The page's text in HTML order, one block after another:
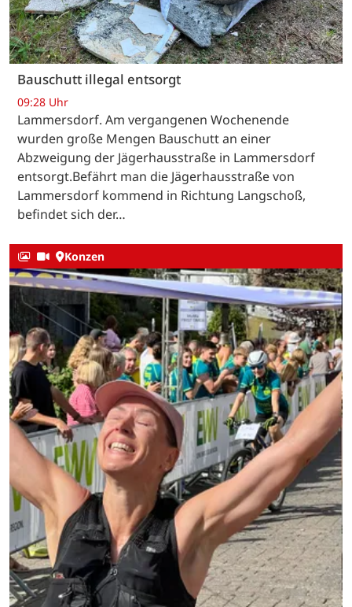
Bauschutt illegal entsorgt
09:28 Uhr
Lammersdorf. Am vergangenen Wochenende
wurden große Mengen Bauschutt an einer
Abzweigung der Jägerhausstraße in Lammersdorf
entsorgt.Befährt man die Jägerhausstraße von
Lammersdorf kommend in Richtung Langschoß,
befindet sich der…
Konzen